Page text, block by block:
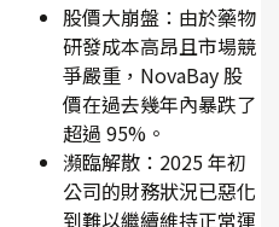
股價大崩盤：由於藥物
研發成本高昂且市場競
爭嚴重，NovaBay 股
價在過去幾年內暴跌了
超過 95%。
瀕臨解散：2025 年初
公司的財務狀況已惡化
到難以繼續維持正常運